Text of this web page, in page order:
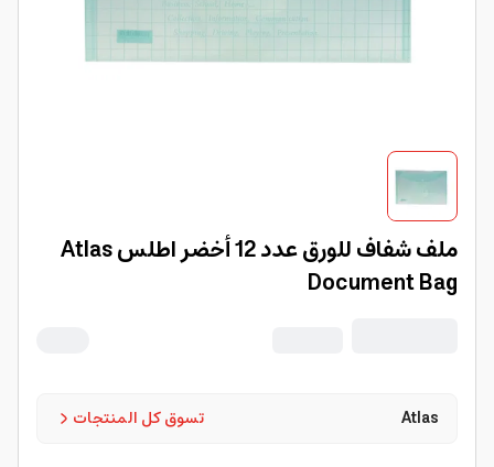
ملف شفاف للورق عدد 12 أخضر اطلس Atlas
Document Bag
تسوق كل المنتجات Atlas